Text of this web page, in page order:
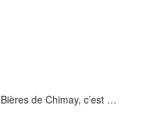
de Chimay, c’est …